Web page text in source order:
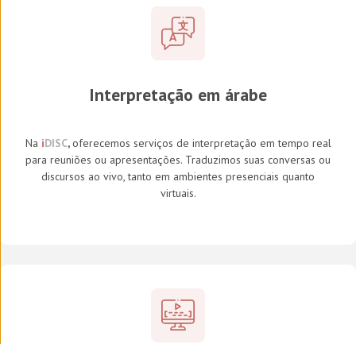
Interpretação em árabe
Na iDISC,oferecemos serviços de interpretação em tempo real
para reuniões ou apresentações. Traduzimos suas conversas ou
discursos ao vivo, tanto em ambientes presenciais quanto
virtuais.